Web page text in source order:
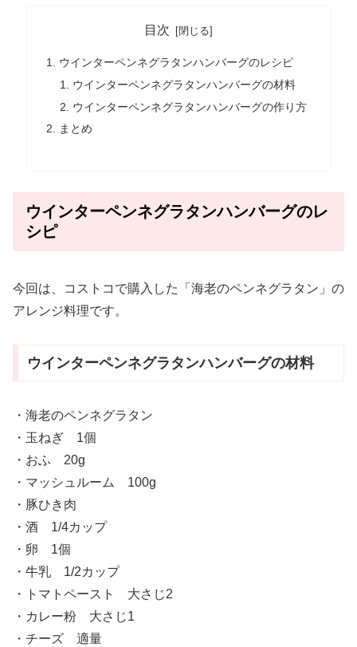
目次
ウインターペンネグラタンハンバーグのレシピ
ウインターペンネグラタンハンバーグの材料
ウインターペンネグラタンハンバーグの作り方
まとめ
ウインターペンネグラタンハンバーグのレ
シピ
今回は、コストコで購入した「海老のペンネグラタン」の
アレンジ料理です。
ウインターペンネグラタンハンバーグの材料
・海老のペンネグラタン
・玉ねぎ 1個
・おふ 20g
・マッシュルーム 100g
・豚ひき肉
・酒 1/4カップ
・卵 1個
・牛乳 1/2カップ
・トマトペースト 大さじ2
・カレー粉 大さじ1
・チーズ 適量